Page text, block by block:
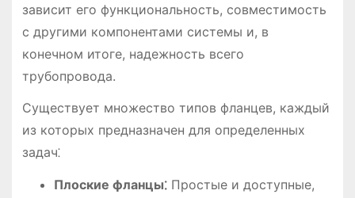
зависит его функциональность, совместимость
с другими компонентами системы и, в
конечном итоге, надежность всего
трубопровода.
Существует множество типов фланцев, каждый
из которых предназначен для определенных
задач⁚
Плоские фланцы⁚Простые и доступные,